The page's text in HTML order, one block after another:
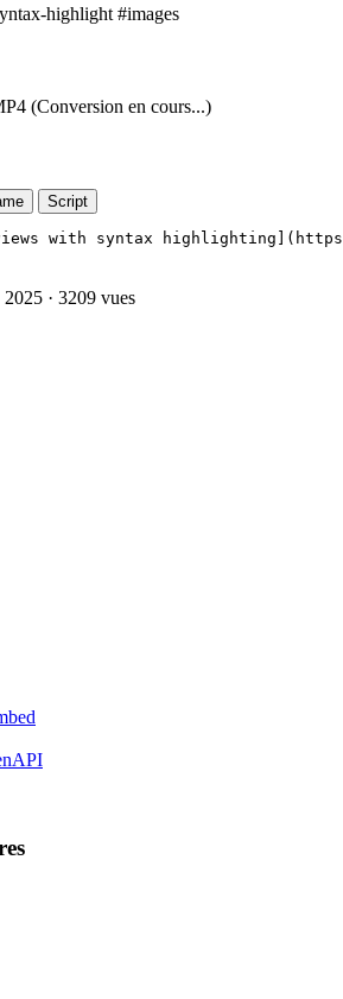
highlight #images
(Conversion en cours...)
Script
with syntax
2025 · 3209 vues